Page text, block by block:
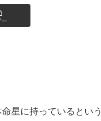
星に持っているという